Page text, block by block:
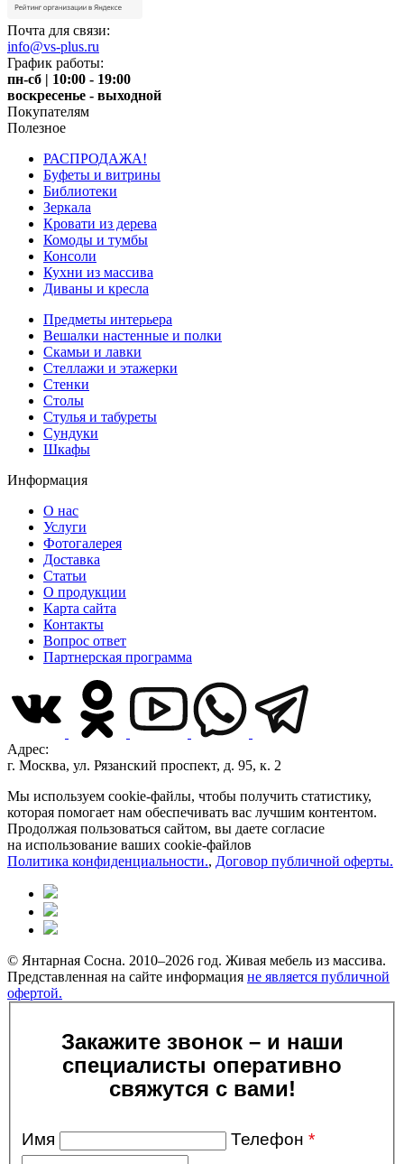
Почта для связи:
info@vs-plus.ru
График работы:
пн-сб | 10:00 - 19:00
воскресенье - выходной
Покупателям
Полезное
РАСПРОДАЖА!
Буфеты и витрины
Библиотеки
Зеркала
Кровати из дерева
Комоды и тумбы
Консоли
Кухни из массива
Диваны и кресла
Предметы интерьера
Вешалки настенные и полки
Скамьи и лавки
Стеллажи и этажерки
Стенки
Столы
Стулья и табуреты
Сундуки
Шкафы
Информация
О нас
Услуги
Фотогалерея
Доставка
Статьи
О продукции
Карта сайта
Контакты
Вопрос ответ
Партнерская программа
Адрес:
г. Москва, ул. Рязанский проспект, д. 95, к. 2
Мы используем cookie-файлы, чтобы получить статистику,
которая помогает нам обеспечивать вас лучшим контентом.
Продолжая пользоваться сайтом, вы даете согласие
на использование ваших cookie-файлов
Политика конфиденциальности., Договор публичной оферты.
© Янтарная Сосна. 2010–2026 год. Живая мебель из массива.
Представленная на сайте информация не является публичной
офертой.
Закажите звонок – и наши
специалисты оперативно
свяжутся с вами!
Имя Телефон *